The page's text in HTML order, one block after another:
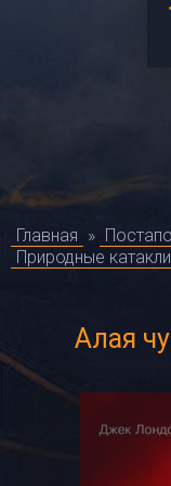
Главная »
Природные
Алая